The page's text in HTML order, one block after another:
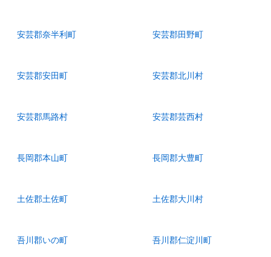
安芸郡奈半利町 安芸郡田野町
安芸郡安田町 安芸郡北川村
安芸郡馬路村 安芸郡芸西村
長岡郡本山町 長岡郡大豊町
土佐郡土佐町 土佐郡大川村
吾川郡いの町 吾川郡仁淀川町